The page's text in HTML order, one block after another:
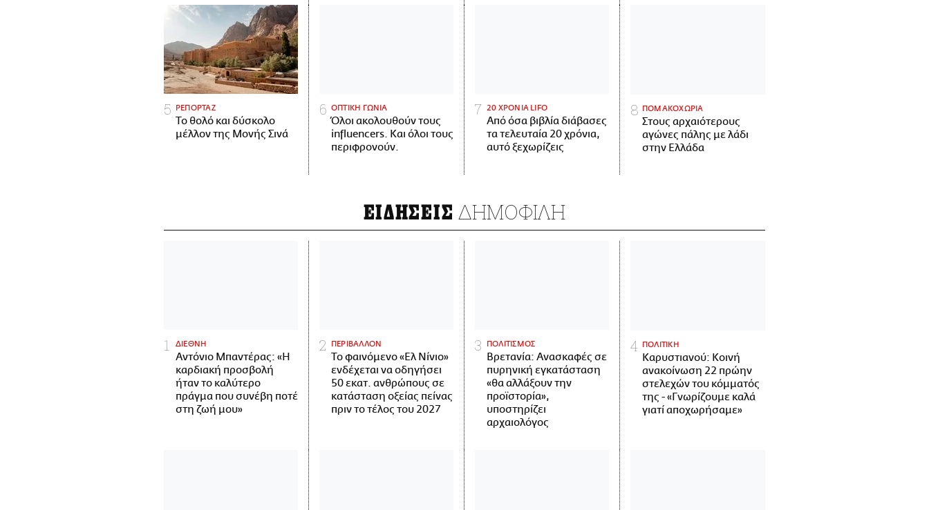
ΡΕΠΟΡΤΑΖ
Το θολό και δύσκολο
μέλλον της Μονής Σινά
ΟΠΤΙΚΗ ΓΩΝΙΑ
Όλοι ακολουθούν τους
influencers. Και όλοι τους
περιφρονούν.
20 ΧΡΟΝΙΑ LIFO
Από όσα βιβλία διάβασες
τα τελευταία 20 χρόνια,
αυτό ξεχωρίζεις
ΠΟΜΑΚΟΧΩΡΙΑ
Στους αρχαιότερους
αγώνες πάλης με λάδι
στην Ελλάδα
ΕΙΔΗΣΕΙΣ ΔΗΜΟΦΙΛΗ
ΔΙΕΘΝΗ
Αντόνιο Μπαντέρας: «Η
καρδιακή προσβολή
ήταν το καλύτερο
πράγμα που συνέβη ποτέ
στη ζωή μου»
ΠΕΡΙΒΑΛΛΟΝ
Το φαινόμενο «Ελ Νίνιο»
ενδέχεται να οδηγήσει
50 εκατ. ανθρώπους σε
κατάσταση οξείας πείνας
πριν το τέλος του 2027
ΠΟΛΙΤΙΣΜΟΣ
Βρετανία: Ανασκαφές σε
πυρηνική εγκατάσταση
«θα αλλάξουν την
προϊστορία»,
υποστηρίζει
αρχαιολόγος
ΠΟΛΙΤΙΚΗ
Καρυστιανού: Κοινή
ανακοίνωση 22 πρώην
στελεχών του κόμματός
της - «Γνωρίζουμε καλά
γιατί αποχωρήσαμε»